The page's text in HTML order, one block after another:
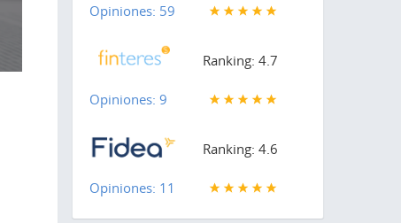
Opiniones: 59
Ranking: 4.7
Opiniones: 9
Ranking: 4.6
Opiniones: 11